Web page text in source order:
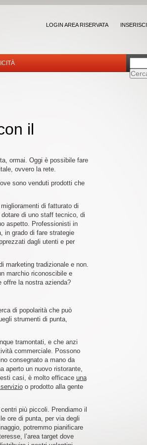
LOGIN AREA RISERVATA INSERISCI
il
ormai. Oggi è possibile fare
ovvero la rete.
sono venduti prodotti che
di fatturato di
di uno staff tecnico, di
aspetto. Professionisti in
in grado di fare strategie
dagli utenti e per
marketing tradizionale e non.
marchio riconoscibile e
offre la nostra azienda?
di popolarità che può
strumenti di punta,
tramontati, e che anzi
commerciale. Possono
consegnato a mano da
aperto un nuovo ristorante,
casi, è molto efficace una
o prodotto alla gente
più piccoli. Prendiamo il
ore di punta, per via degli
potremmo pianificare
l’area target dove